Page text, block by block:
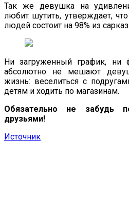
Так же девушка на
любит шутить, утверждает,
людей состоит на 98% из
Ни загруженный график, ни
абсолютно не мешают
жизнь: веселиться с
детям и ходить по магазинам.
Обязательно не забудь
друзьями!
Источник